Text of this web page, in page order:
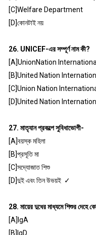
[C]Welfare Department
[D]কোনটাই নয়
26. UNICEF-এর সম্পূর্ণ নাম কী?
[A]UnionNation
[B]United Nation
[C]Union Nation
[D]United Nation
27. মাতৃযান প্রকল্পে সুবিধাভোগী-
[A]বয়স্ক মহিলা
[B]প্রসূতি মা
[C]সদ্যোজাত শিশু
[D]দুই এবং তিন উভয়ই ✓
28. মায়ের দুধের মাধ্যমে শিশুর দেহে
[A]IgA
[B]IgD